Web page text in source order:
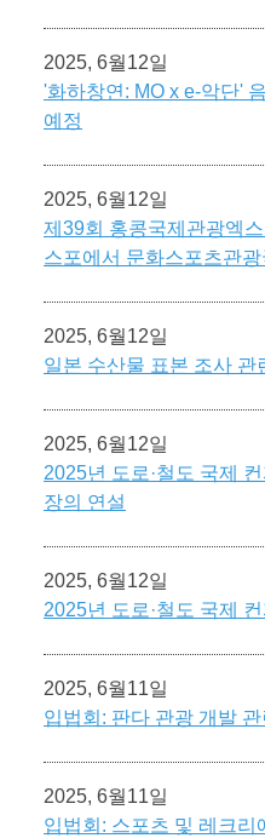
2025, 6월12일
'화하창연: MO x e-악단'
예정
2025, 6월12일
제39회 홍콩국제관광엑
스포에서 문화스포츠관
2025, 6월12일
일본 수산물 표본 조사 관
2025, 6월12일
2025년 도로·철도 국제
장의 연설
2025, 6월12일
2025년 도로·철도 국제
2025, 6월11일
입법회: 판다 관광 개발
2025, 6월11일
입법회: 스포츠 및 레크